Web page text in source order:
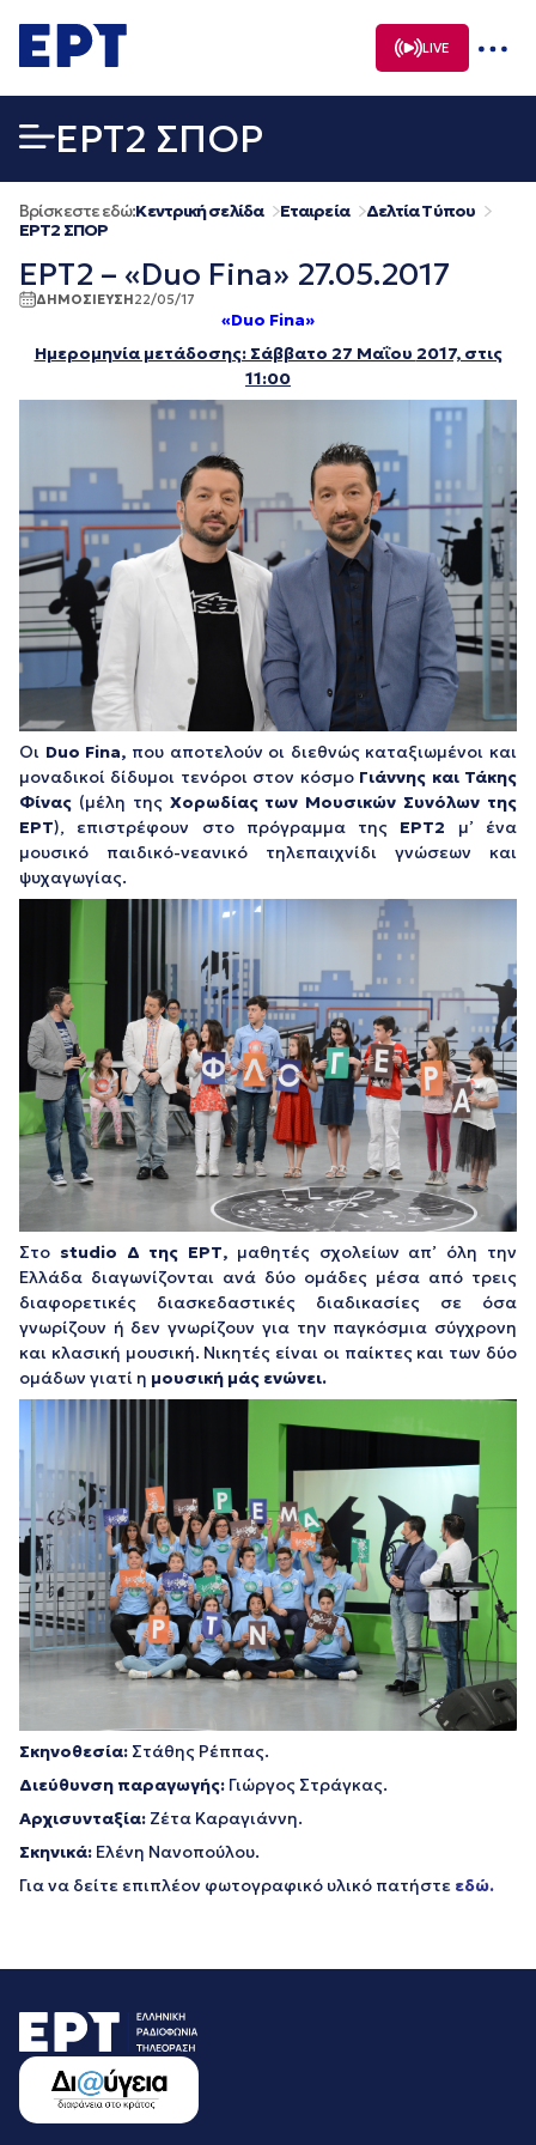
σε
περιεχόμενο
LIVE
EΡΤ2 ΣΠΟΡ
Βρίσκεστε εδώ:Κεντρική σελίδα Εταιρεία
Δελτία Τύπου
EΡΤ2 ΣΠΟΡ
ΕΡΤ2 – «Duo Fina» 27.05.2017
ΔΗΜΟΣΙΕΥΣΗ22/05/17
«Duo Fina»
Ημερομηνία μετάδοσης: Σάββατο 27 Μαΐου 2017, στις
11:00
Οι Duo Fina, που αποτελούν οι διεθνώς καταξιωμένοι και
μοναδικοί δίδυμοι τενόροι στον κόσμο Γιάννης και Τάκης
Φίνας (μέλη τηςΧορωδίας των Μουσικών Συνόλων της
ΕΡΤ), επιστρέφουν στο πρόγραμμα της ΕΡΤ2 μ’ ένα
μουσικό παιδικό-νεανικό τηλεπαιχνίδι γνώσεων και
ψυχαγωγίας.
Στο studio Δ της ΕΡΤ, μαθητές σχολείων απ’ όλη την
Ελλάδα διαγωνίζονται ανά δύο ομάδες μέσα από τρεις
διαφορετικές διασκεδαστικές διαδικασίες σε όσα
γνωρίζουν ή δεν γνωρίζουν για την παγκόσμια σύγχρονη
και κλασική μουσική. Νικητές είναι οι παίκτες και των δύο
ομάδων γιατί η μουσική μάς ενώνει.
Σκηνοθεσία: Στάθης Ρέππας.
Διεύθυνση παραγωγής: Γιώργος Στράγκας.
Αρχισυνταξία: Ζέτα Καραγιάννη.
Σκηνικά: Ελένη Νανοπούλου.
Για να δείτε επιπλέον φωτογραφικό υλικό πατήστε εδώ.